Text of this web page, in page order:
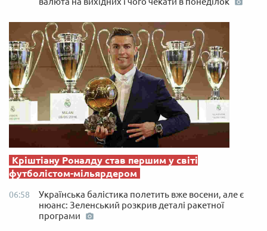
Кріштіану Роналду став першим у світі
футболістом-мільярдером
06:58
Українська балістика полетить вже восени, але є
нюанс: Зеленський розкрив деталі ракетної
програми